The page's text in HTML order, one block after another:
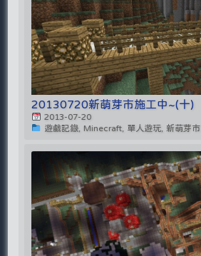
20130720新萌芽市施工中~(十)
2013-07-20
遊戲記錄, Minecraft, 單人遊玩, 新萌芽市